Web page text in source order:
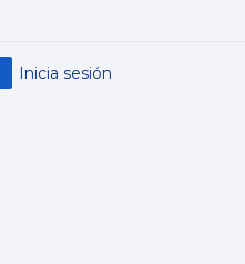
Inicia sesión